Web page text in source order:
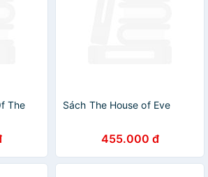
The
Sách The House of Eve
455.000 đ